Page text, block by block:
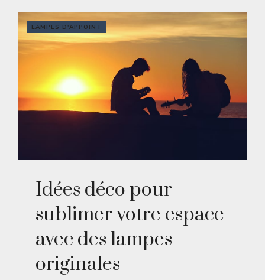
LAMPES D'APPOINT
Idées déco pour
sublimer votre espace
avec des lampes
originales